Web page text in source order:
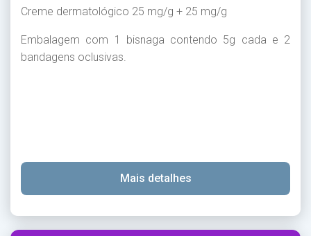
Creme dermatológico 25 mg/g + 25 mg/g
Embalagem com 1 bisnaga contendo 5g cada e 2
bandagens oclusivas.
Mais detalhes